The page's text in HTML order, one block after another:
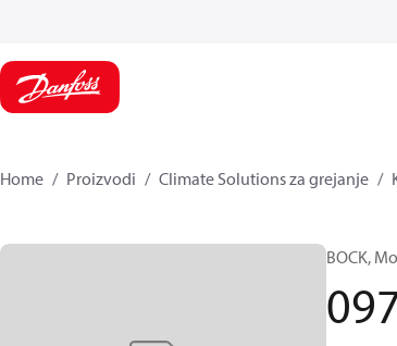
Home Proizvodi Climate Solutions za grejanje
BOCK,